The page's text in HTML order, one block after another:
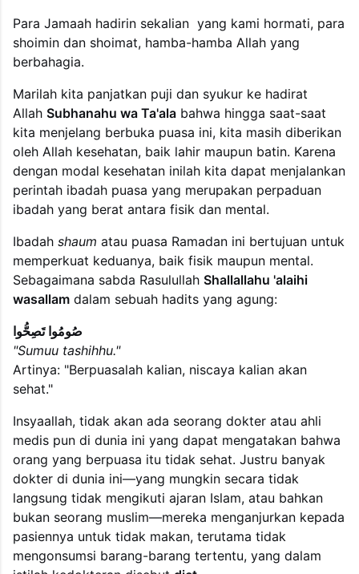
Para Jamaah hadirin sekalian yang kami hormati, para
shoimin dan shoimat, hamba-hamba Allah yang
berbahagia.
Marilah kita panjatkan puji dan syukur ke hadirat
Allah Subhanahu wa Ta'ala bahwa hingga saat-saat
kita menjelang berbuka puasa ini, kita masih diberikan
oleh Allah kesehatan, baik lahir maupun batin. Karena
dengan modal kesehatan inilah kita dapat menjalankan
perintah ibadah puasa yang merupakan perpaduan
ibadah yang berat antara fisik dan mental.
Ibadah shaum atau puasa Ramadan ini bertujuan untuk
memperkuat keduanya, baik fisik maupun mental.
Sebagaimana sabda Rasulullah Shallallahu 'alaihi
wasallam dalam sebuah hadits yang agung:
صُومُوا تَصِحُّوا
"Sumuu tashihhu."
Artinya: "Berpuasalah kalian, niscaya kalian akan
sehat."
Insyaallah, tidak akan ada seorang dokter atau ahli
medis pun di dunia ini yang dapat mengatakan bahwa
orang yang berpuasa itu tidak sehat. Justru banyak
dokter di dunia ini—yang mungkin secara tidak
langsung tidak mengikuti ajaran Islam, atau bahkan
bukan seorang muslim—mereka menganjurkan kepada
pasiennya untuk tidak makan, terutama tidak
mengonsumsi barang-barang tertentu, yang dalam